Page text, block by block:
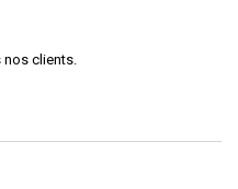
nos clients.